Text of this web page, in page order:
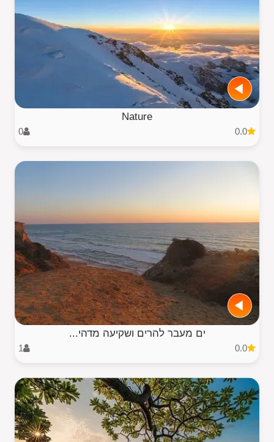
Nature
0.0
0
ים מעבר להרים ושקיעה מדהי...
0.0
1